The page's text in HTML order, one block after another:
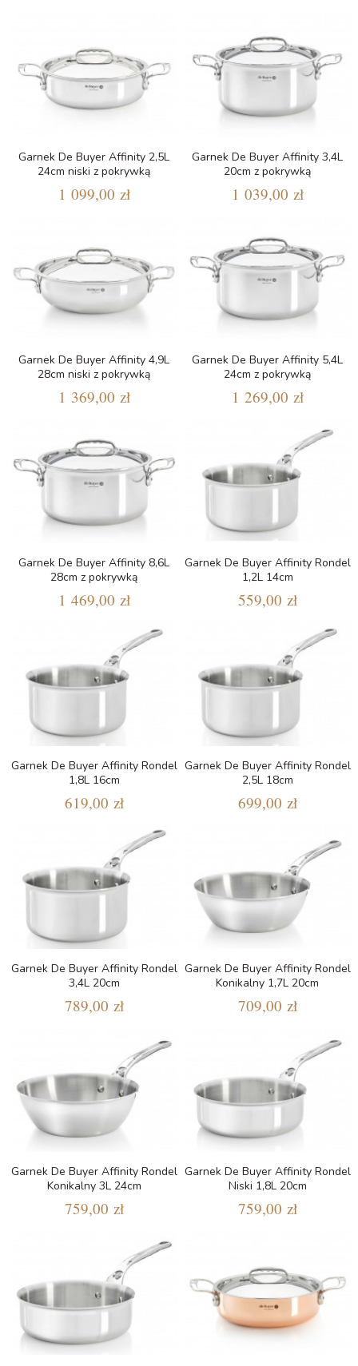
Garnek De Buyer Affinity 2,5L
24cm niski z pokrywką
1 099,00 zł
Garnek De Buyer Affinity 3,4L
20cm z pokrywką
1 039,00 zł
Garnek De Buyer Affinity 4,9L
28cm niski z pokrywką
1 369,00 zł
Garnek De Buyer Affinity 5,4L
24cm z pokrywką
1 269,00 zł
Garnek De Buyer Affinity 8,6L
28cm z pokrywką
1 469,00 zł
Garnek De Buyer Affinity Rondel
1,2L 14cm
559,00 zł
Garnek De Buyer Affinity Rondel
1,8L 16cm
619,00 zł
Garnek De Buyer Affinity Rondel
2,5L 18cm
699,00 zł
Garnek De Buyer Affinity Rondel
3,4L 20cm
789,00 zł
Garnek De Buyer Affinity Rondel
Konikalny 1,7L 20cm
709,00 zł
Garnek De Buyer Affinity Rondel
Konikalny 3L 24cm
759,00 zł
Garnek De Buyer Affinity Rondel
Niski 1,8L 20cm
759,00 zł